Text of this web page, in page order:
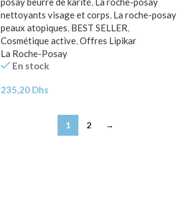
nettoyants visage et corps La roche-posay
peaux atopiques BEST SELLER
Cosmétique active, Offres Lipikar
La Roche-Posay
En stock
235,20 Dhs
1 2 →